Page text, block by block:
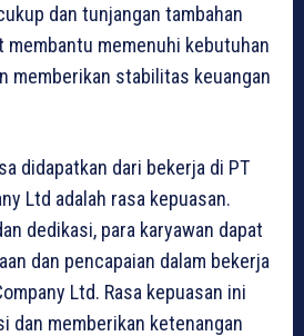
dan tunjangan tambahan
membantu memenuhi kebutuhan
memberikan stabilitas keuangan
didapatkan dari bekerja di PT
Ltd adalah rasa kepuasan.
dedikasi, para karyawan dapat
dan pencapaian dalam bekerja
Ltd. Rasa kepuasan ini
dan memberikan ketenangan